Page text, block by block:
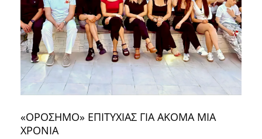
«ΟΡΟΣΗΜΟ» ΕΠΙΤΥΧΙΑΣ ΓΙΑ ΑΚΟΜΑ ΜΙΑ
ΧΡΟΝΙΑ